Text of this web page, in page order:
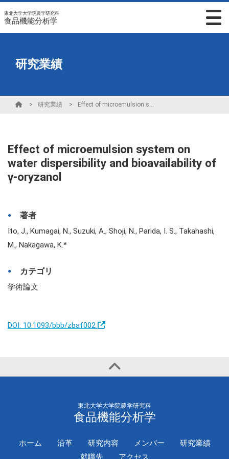
東北大学大学院農学研究科
食品機能分析学
研究業績
研究業績 Effect of microemulsion system on water dispersibility and bioavailability of γ-oryzanol
Effect of microemulsion system on
water dispersibility and bioavailability of
γ-oryzanol
著者
Ito, J., Kumagai, N., Suzuki, A., Shoji, N., Parida, I. S., Takahashi,
M., Nakagawa, K.*
カテゴリ
学術論文
DOI: 10.1093/bbb/zbaf002
東北大学大学院農学研究科
食品機能分析学
ホーム 沿革 研究内容 メンバー
研究業績
就職先
アクセス